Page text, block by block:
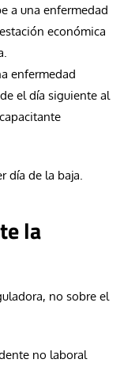
a una enfermedad
económica
enfermedad
el día siguiente al
día de la baja.
la
no sobre el
no laboral